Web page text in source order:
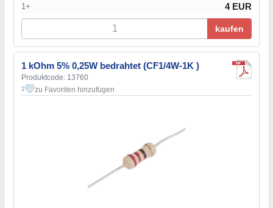
1+ 4 EUR
kaufen
1 kOhm 5% 0,25W bedrahtet (CF1/4W-1K )
Produktcode: 13760
2 zu Favoriten hinzufügen